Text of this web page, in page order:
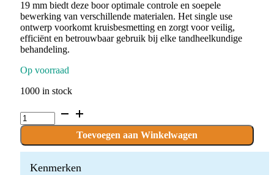
19 mm biedt deze boor optimale controle en soepele
bewerking van verschillende materialen. Het single use
ontwerp voorkomt kruisbesmetting en zorgt voor veilig,
efficiënt en betrouwbaar gebruik bij elke tandheelkundige
behandeling.
Op voorraad
1000 in stock
C.FD6.012.FG
x
Boren
Single
use
Toevoegen aan Winkelwagen
Kenmerken